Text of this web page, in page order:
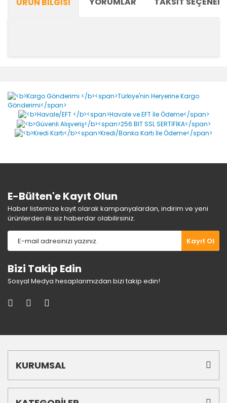
Yorum Yaz
Ürün resmi kalitesiz, bozuk veya görüntülenemiyor.
Ürün açıklamasında eksik bilgiler bulunuyor.
Ürün bilgilerinde hatalar bulunuyor.
E-Bülten'e Kayıt Olun
Haber listemize kayıt olarak kampanyalardan, indirim ve yeni
ürünlerden ilk siz haberdar olabilirsiniz.
Kayıt Ol
Bizi Takip Edin
Sosyal Medya hesaplarımızdan bizi takip edin!
KURUMSAL